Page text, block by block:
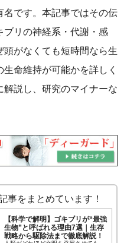
名です。本記事ではその伝
ブリの神経系・代謝・感
がなくても短時間なら生
命維持が可能かを詳しく
説し、研究のマイナーな
事をまとめています！
【科学で解明】ゴキブリが“最強
生物”と呼ばれる理由7選｜生存
戦略から駆除法まで徹底解説！